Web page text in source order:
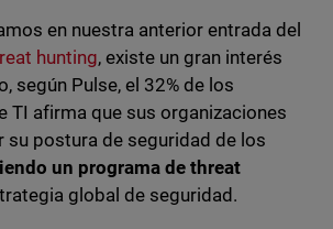
en nuestra anterior entrada del
hunting, existe un gran interés
según Pulse, el 32% de los
TI afirma que sus organizaciones
su postura de seguridad de los
un programa de threat
global de seguridad.